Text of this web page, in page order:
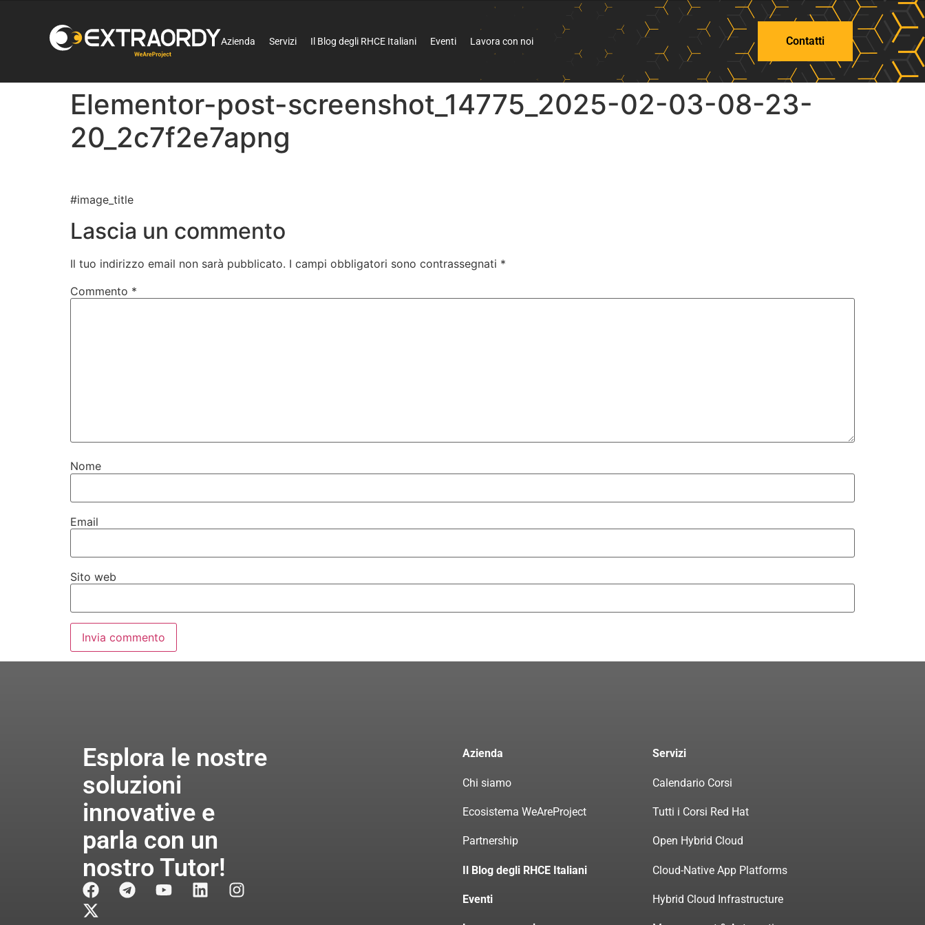
Azienda Servizi Il Blog degli RHCE Italiani Eventi Lavora con noi Contatti
Elementor-post-screenshot_14775_2025-02-03-08-23-
20_2c7f2e7apng
#image_title
Lascia un commento
Il tuo indirizzo email non sarà pubblicato. I campi obbligatori sono contrassegnati *
Commento *
Nome
Email
Sito web
Esplora le nostre
soluzioni
innovative e
parla con un
nostro Tutor!
Azienda
Chi siamo
Ecosistema WeAreProject
Partnership
Il Blog degli RHCE Italiani
Eventi
Servizi
Calendario Corsi
Tutti i Corsi Red Hat
Open Hybrid Cloud
Cloud-Native App Platforms
Hybrid Cloud Infrastructure